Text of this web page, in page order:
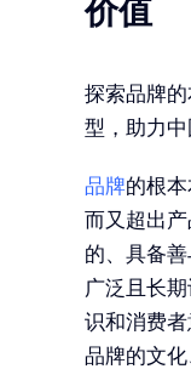
探索品牌
型，助力中
品牌的根
而又超出
的、具备
广泛且长
识和消费者
品牌的文